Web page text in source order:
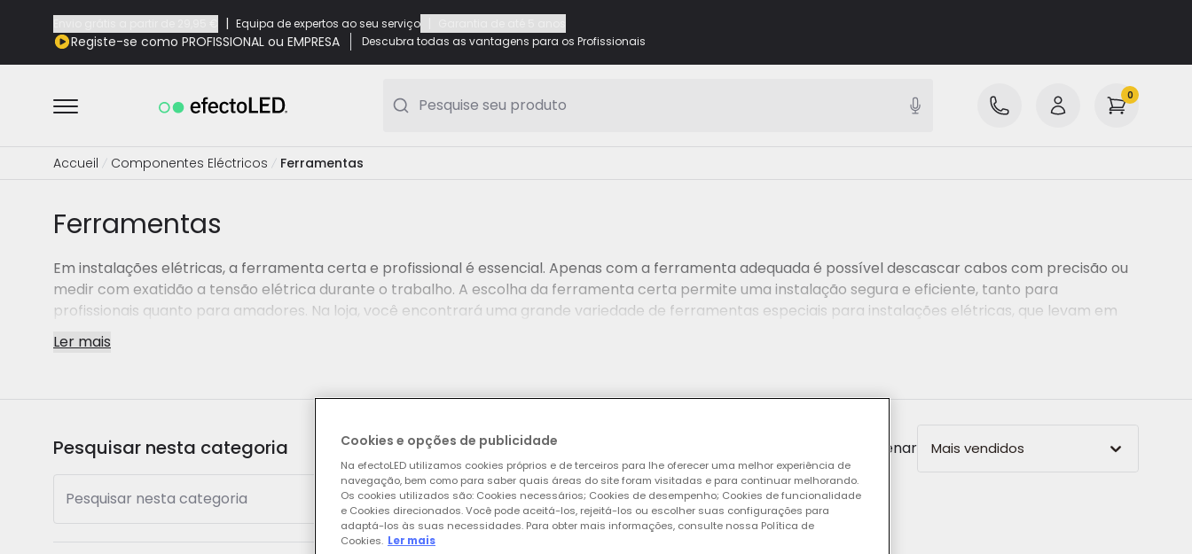
| Equipa de expertos ao seu serviço
Registe-se como PROFISSIONAL ou EMPRESA Descubra todas as vantagens para os Profissionais
Pesquise seu produto 0
Accueil Componentes Eléctricos Ferramentas
Ferramentas
Em instalações elétricas, a ferramenta certa e profissional é essencial. Apenas com a ferramenta adequada é possível descascar cabos com precisão ou
medir com exatidão a tensão elétrica durante o trabalho. A escolha da ferramenta certa permite uma instalação segura e eficiente, tanto para
profissionais quanto para amadores. Na loja, você encontrará uma grande variedade de ferramentas especiais para instalações elétricas, que levam em
conta os aspectos de segurança relevantes. Apresentamos as ferramentas em detalhe e damos dicas para o uso seguro de ferramentas de instalação
elétrica.
Ler mais
Pesquisar nesta categoria
Pesquisar nesta categoria
Mostrar 31 de61 produtos Ordenar Mais vendidos
Nossos produtos em destaque de Ferramentas
Cookies e opções de publicidade
Na efectoLED utilizamos cookies próprios e de terceiros para lhe oferecer uma melhor experiência de
navegação, bem como para saber quais áreas do site foram visitadas e para continuar melhorando.
Os cookies utilizados são: Cookies necessários; Cookies de desempenho; Cookies de funcionalidade
e Cookies direcionados. Você pode aceitá-los, rejeitá-los ou escolher suas configurações para
adaptá-los às suas necessidades. Para obter mais informações, consulte nossa Política de
Cookies. Ler mais